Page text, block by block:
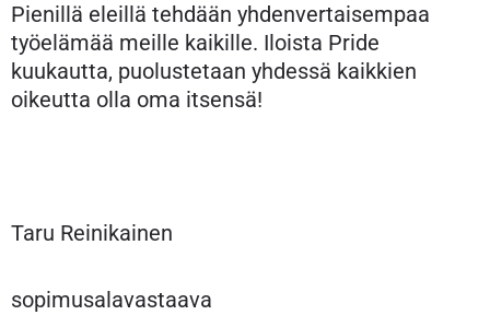
Pienillä eleillä tehdään yhdenvertaisempaa
työelämää meille kaikille. Iloista Pride
kuukautta, puolustetaan yhdessä kaikkien
oikeutta olla oma itsensä!
Taru Reinikainen
sopimusalavastaava